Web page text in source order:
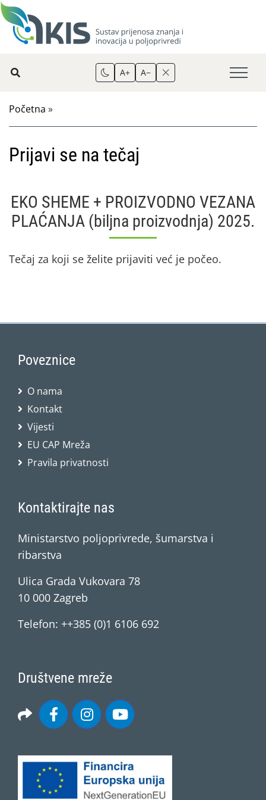
A+ A−
Početna »
Prijavi se na tečaj
EKO SHEME + PROIZVODNO VEZANA
PLAĆANJA (biljna proizvodnja) 2025.
Tečaj za koji se želite prijaviti već je počeo.
Poveznice
O nama
Kontakt
Vijesti
EU CAP Mreža
Pravila privatnosti
Kontaktirajte nas
Ministarstvo poljoprivrede, šumarstva i
ribarstva
Ulica Grada Vukovara 78
10 000 Zagreb
Telefon: ++385 (0)1 6106 692
Društvene mreže